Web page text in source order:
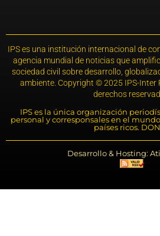
IPS es una institución internacional de
agencia mundial de noticias que
sociedad civil sobre desarrollo,
ambiente. Copyright © 2025 IPS-Inter
derechos
IPS es la única organización
personal y corresponsales en el
países ricos.
Desarrollo & Hosting: